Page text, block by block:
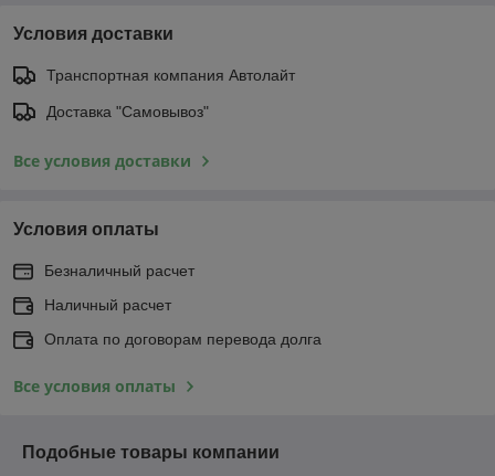
Условия доставки
Транспортная компания Автолайт
Доставка "Самовывоз"
Все условия доставки
Условия оплаты
Безналичный расчет
Наличный расчет
Оплата по договорам перевода долга
Все условия оплаты
Подобные товары компании